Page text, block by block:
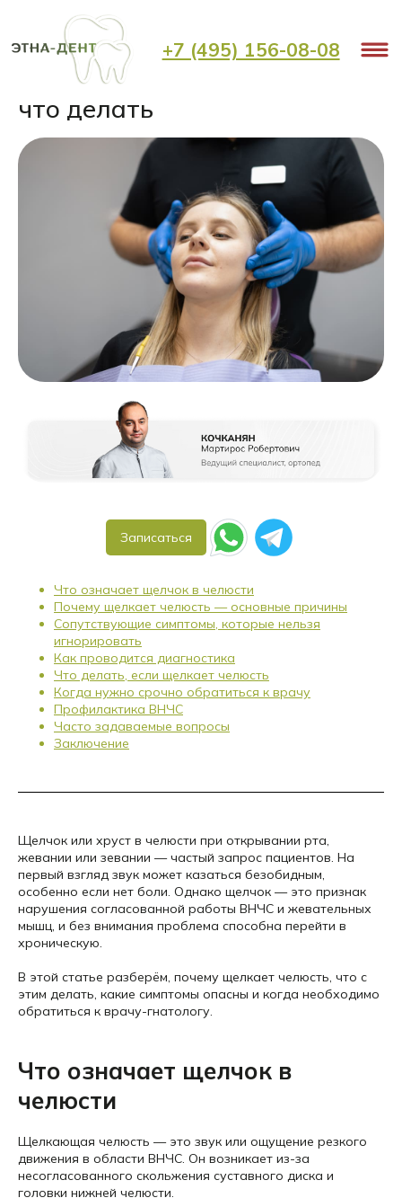
+7 (495) 156-08-08
Почему щелкает челюсть и
что делать
< Назад
Записаться
Что означает щелчок в челюсти
Почему щелкает челюсть — основные причины
Сопутствующие симптомы, которые нельзя
игнорировать
Как проводится диагностика
Что делать, если щелкает челюсть
Когда нужно срочно обратиться к врачу
Профилактика ВНЧС
Часто задаваемые вопросы
Заключение
Щелчок или хруст в челюсти при открывании рта,
жевании или зевании — частый запрос пациентов. На
первый взгляд звук может казаться безобидным,
особенно если нет боли. Однако щелчок — это признак
нарушения согласованной работы ВНЧС и жевательных
мышц, и без внимания проблема способна перейти в
хроническую.
В этой статье разберём, почему щелкает челюсть, что с
этим делать, какие симптомы опасны и когда необходимо
обратиться к врачу-гнатологу.
Что означает щелчок в
челюсти
Щелкающая челюсть — это звук или ощущение резкого
движения в области ВНЧС. Он возникает из-за
несогласованного скольжения суставного диска и
головки нижней челюсти.